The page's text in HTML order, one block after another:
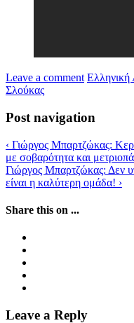
Leave a comment Ελληνική
Σλούκας
Post navigation
‹ Γιώργος Μπαρτζώκας:
με σοβαρότητα και
Γιώργος Μπαρτζώκας: Δεν
είναι η καλύτερη ομάδα! ›
Share this on ...
Leave a Reply